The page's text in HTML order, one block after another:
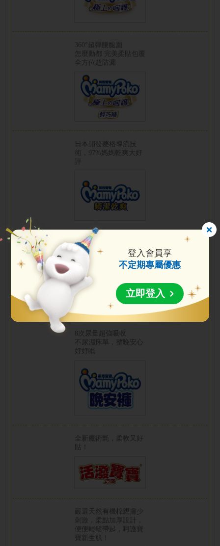
登入會員享
不定期專屬優惠
立即登入
360°超彈腰腿圍
怎麼動都 完美柔貼包覆
全方位超防漏
日本開發菱格導流技
術，97%媽媽乾爽大好
評
360°超彈腰腿圍，全方
位超防漏
8次尿量超強吸收
不尿濕床單，整晚安心
好好眠
全新魔術氈，柔軟又好
貼！
嚴選天然有機棉親膚少
刺激，柔點加厚設計，
便便輕鬆帶起，呵護寶
寶新生肌！